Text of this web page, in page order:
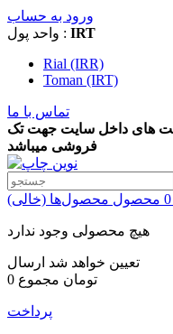
ورود به حساب
واحد پول : IRT
Rial (IRR)
Toman (IRT)
تماس با ما
های داخل سایت جهت تک
فروشی میباشد
0 محصول محصول‌ها (خالی)
هیچ محصولی وجود ندارد
تعیین خواهد شد ارسال
0 تومان مجموع
پرداخت